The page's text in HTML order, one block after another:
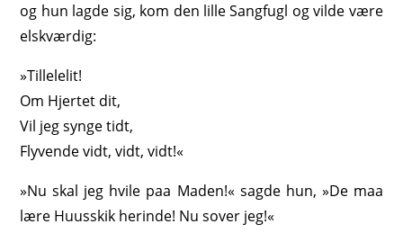
og hun lagde sig, kom den lille Sangfugl og vilde være
elskværdig:
»Tillelelit!
Om Hjertet dit,
Vil jeg synge tidt,
Flyvende vidt, vidt, vidt!«
»Nu skal jeg hvile paa Maden!« sagde hun, »De maa
lære Huusskik herinde! Nu sover jeg!«